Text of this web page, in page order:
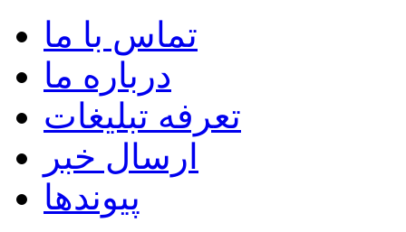
تماس با ما
درباره ما
تعرفه تبلیغات
ارسال خبر
پیوندها